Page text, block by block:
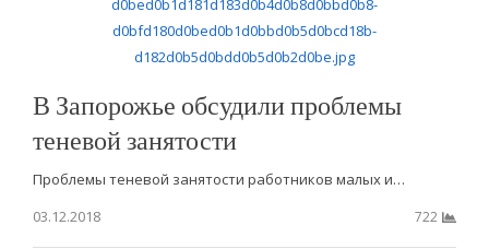
В Запорожье обсудили проблемы
теневой занятости
Проблемы теневой занятости работников малых и…
03.12.2018
722